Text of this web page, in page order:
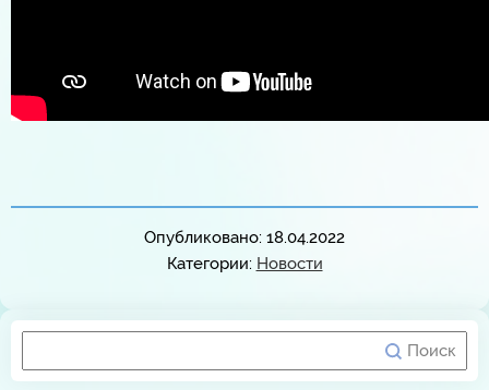
Опубликовано: 18.04.2022
Категории: Новости